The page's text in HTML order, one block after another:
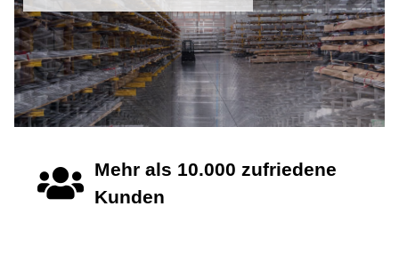
Mehr als 10.000 zufriedene
Kunden